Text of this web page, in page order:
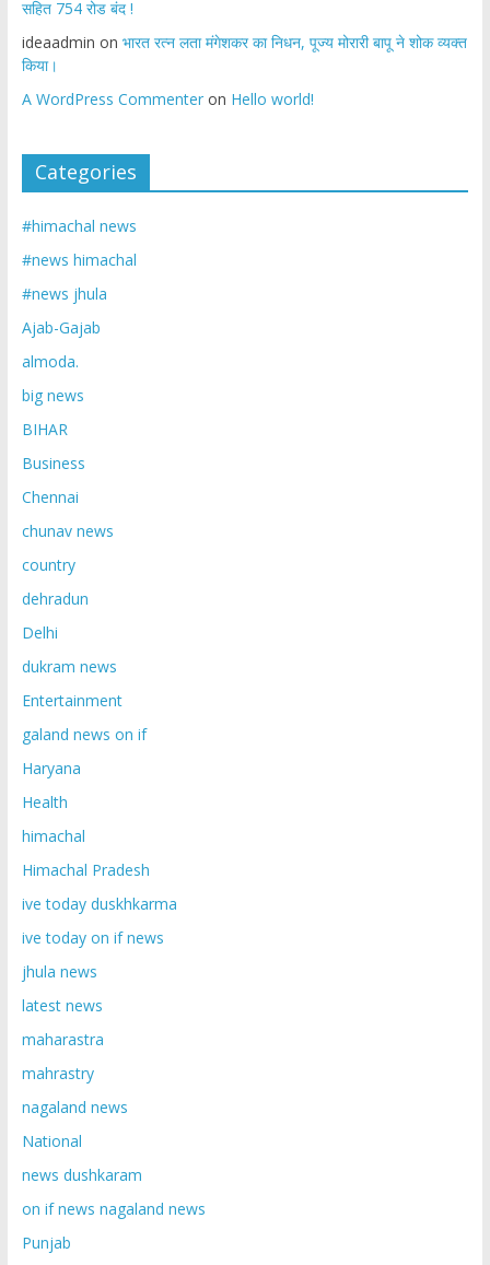
सहित 754 रोड बंद !
ideaadmin on भारत रत्न लता मंगेशकर का निधन, पूज्य मोरारी बापू ने शोक व्यक्त
किया।
A WordPress Commenteron Hello world!
Categories
#himachal news
#news himachal
#news jhula
Ajab-Gajab
almoda.
big news
BIHAR
Business
Chennai
chunav news
country
dehradun
Delhi
dukram news
Entertainment
galand news on if
Haryana
Health
himachal
Himachal Pradesh
ive today duskhkarma
ive today on if news
jhula news
latest news
maharastra
mahrastry
nagaland news
National
news dushkaram
on if news nagaland news
Punjab